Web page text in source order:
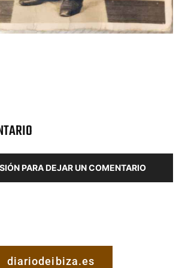
PARA DEJAR UN COMENTARIO
diariodeibiza.es